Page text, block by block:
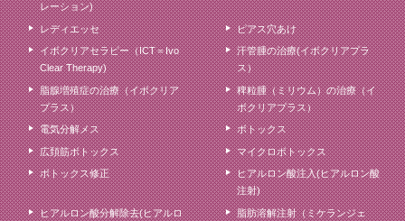
レーション)
レディエッセ ピアス穴あけ
イボクリアセラピー（ICT＝Ivo
Clear Therapy)
汗管腫の治療(イボクリアプラ
ス）
脂腺増殖症の治療（イボクリア
プラス）
稗粒腫（ミリウム）の治療（イ
ボクリアプラス）
電気分解メス ボトックス
広頚筋ボトックス マイクロボトックス
ボトックス修正
ヒアルロン酸注入(ヒアルロン酸
注射)
ヒアルロン酸分解除去(ヒアルロ
脂肪溶解注射（ミケランジェ